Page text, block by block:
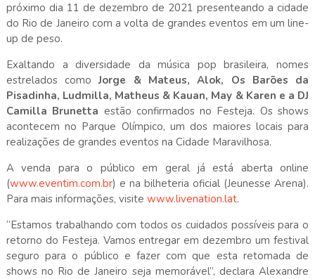
próximo dia 11 de dezembro de 2021 presenteando a cidade
do Rio de Janeiro com a volta de grandes eventos em um line-
up de peso.
Exaltando a diversidade da música pop brasileira, nomes
estrelados comoJorge & Mateus, Alok, Os Barões da
Pisadinha, Ludmilla, Matheus & Kauan, May & Karen e a DJ
Camilla Brunetta estão confirmados no Festeja. Os shows
acontecem no Parque Olímpico, um dos maiores locais para
realizações de grandes eventos na Cidade Maravilhosa.
A venda para o público em geral já está aberta online
(www.eventim.com.br) e na bilheteria oficial (Jeunesse Arena).
Para mais informações, visite www.livenation.lat.
“Estamos trabalhando com todos os cuidados possíveis para o
retorno do Festeja. Vamos entregar em dezembro um festival
seguro para o público e fazer com que esta retomada de
shows no Rio de Janeiro seja memorável”, declara Alexandre